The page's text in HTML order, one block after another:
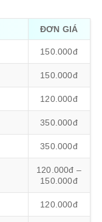
ĐƠN GIÁ
150.000đ
150.000đ
120.000đ
350.000đ
350.000đ
120.000đ –
150.000đ
120.000đ